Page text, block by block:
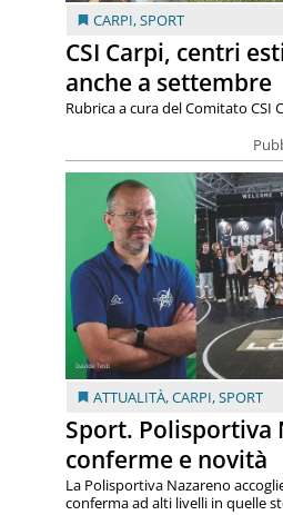
CARPI,SPORT
CSI Carpi, centri
anche a settembre
Rubrica a cura del Comitato CSI
ATTUALITÀ,CARPI,SPORT
Sport. Polisportiva
conferme e novità
La Polisportiva Nazareno
conferma ad alti livelli in quelle